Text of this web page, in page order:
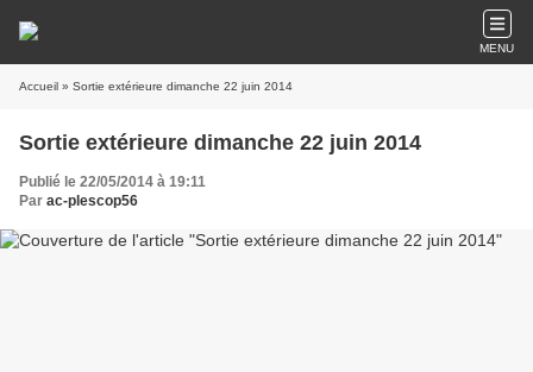
MENU
Accueil » Sortie extérieure dimanche 22 juin 2014
Sortie extérieure dimanche 22 juin 2014
Publié le 22/05/2014 à 19:11
Par ac-plescop56